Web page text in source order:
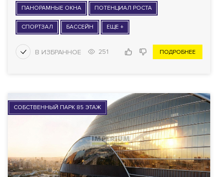
ПАНОРАМНЫЕ ОКНА ПОТЕНЦИАЛ РОСТА
СПОРТЗАЛ БАССЕЙН ЕЩЕ +
251 ПОДРОБНЕЕ
СОБСТВЕННЫЙ ПАРК 85 ЭТАЖ